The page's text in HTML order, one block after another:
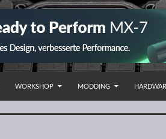
WORKSHOP MODDING